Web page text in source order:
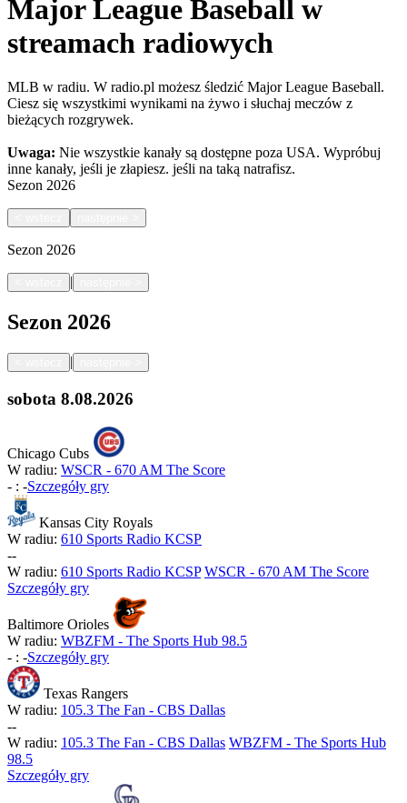
Major League Baseball w
streamach radiowych
MLB w radiu. W radio.pl możesz śledzić Major League Baseball.
Ciesz się wszystkimi wynikami na żywo i słuchaj meczów z
bieżących rozgrywek.
Uwaga: Nie wszystkie kanały są dostępne poza USA. Wypróbuj
inne kanały, jeśli je złapiesz. jeśli na taką natrafisz.
Sezon 2026
Sezon 2026
|
Sezon 2026
|
sobota 8.08.2026
Chicago Cubs
W radiu: WSCR - 670 AM The Score
- : -Szczegóły gry
Kansas City Royals
W radiu: 610 Sports Radio KCSP
--
W radiu: 610 Sports Radio KCSP WSCR - 670 AM The Score
Szczegóły gry
Baltimore Orioles
W radiu: WBZFM - The Sports Hub 98.5
- : -Szczegóły gry
Texas Rangers
W radiu: 105.3 The Fan - CBS Dallas
--
W radiu: 105.3 The Fan - CBS Dallas WBZFM - The Sports Hub
98.5
Szczegóły gry